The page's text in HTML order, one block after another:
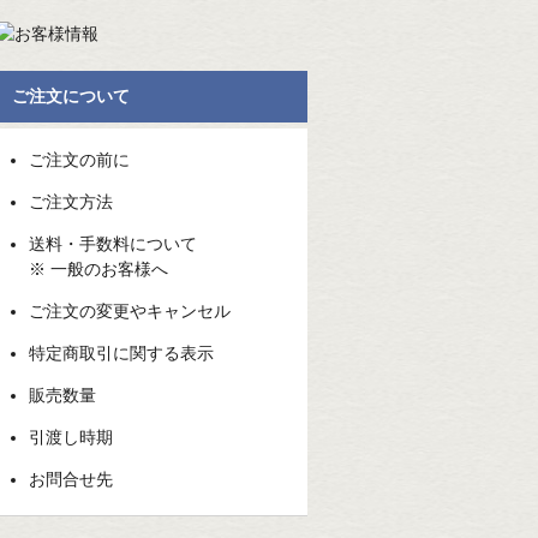
ご注文について
ご注文の前に
ご注文方法
送料・手数料について
※ 一般のお客様へ
ご注文の変更やキャンセル
特定商取引に関する表示
販売数量
引渡し時期
お問合せ先